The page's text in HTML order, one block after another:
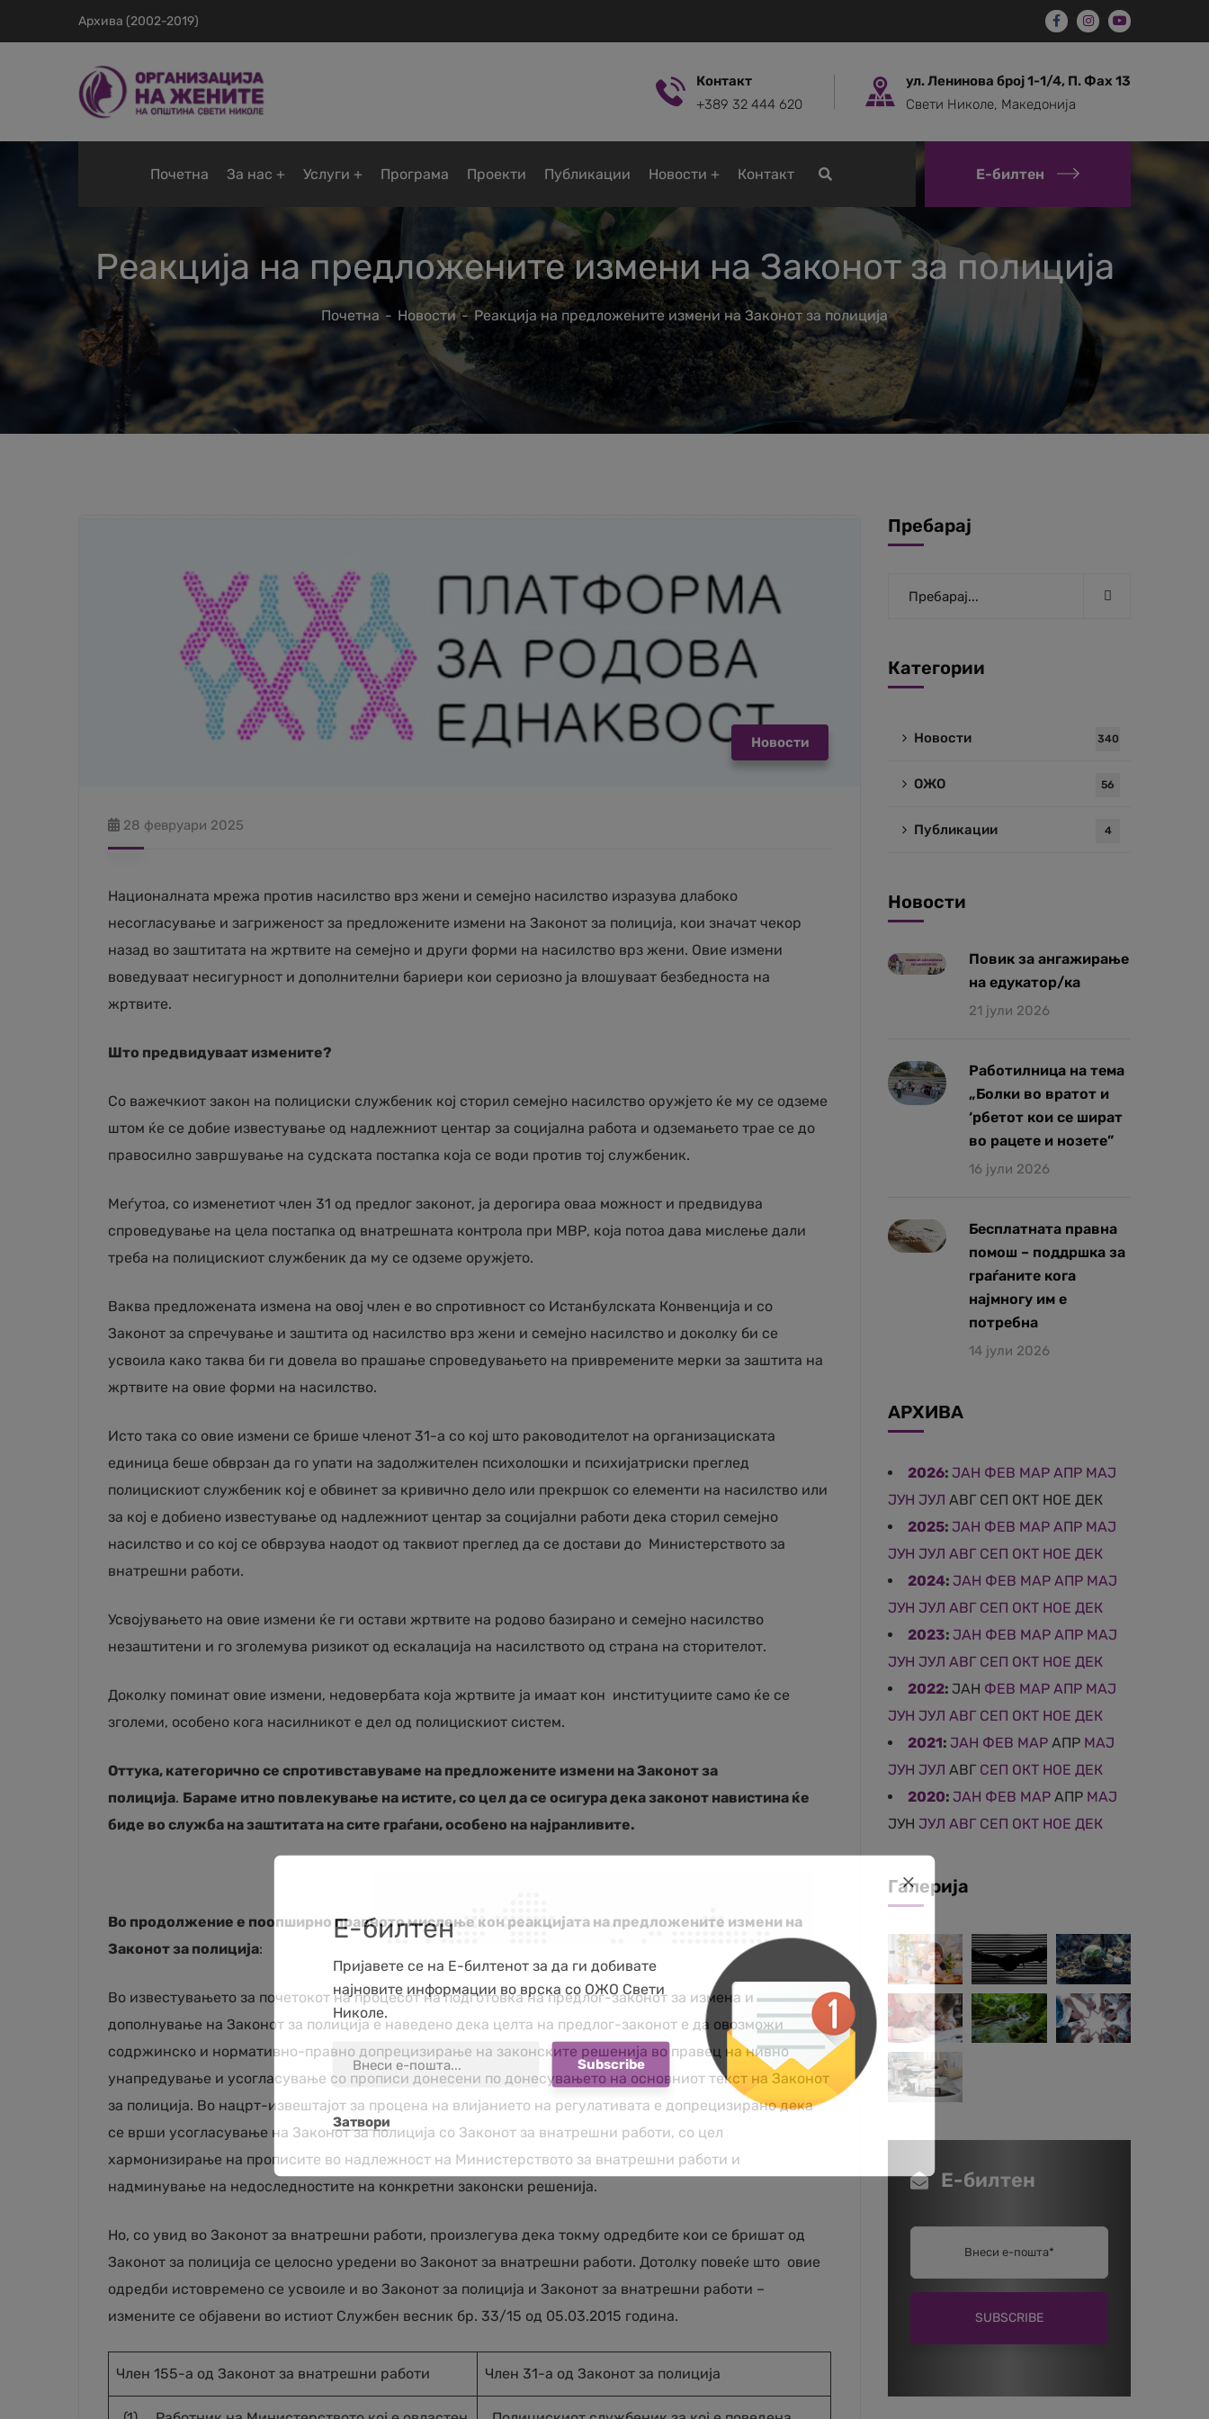
Архива (2002-2019)
Контакт
+389 32 444 620
ул. Ленинова број 1-1/4, П. Фах 13
Свети Николе, Македонија
Почетна За нас Услуги Програмa Проекти Публикации Новости Контакт Е-билтен
Реакција на предложените измени на Законот за полиција
Почетна Новости Реакција на предложените измени на Законот за полиција
Новости
28 февруари 2025
Националната мрежа против насилство врз жени и семејно насилство изразува длабоко
несогласување и загриженост за предложените измени на Законот за полиција, кои значат чекор
назад во заштитата на жртвите на семејно и други форми на насилство врз жени. Овие измени
воведуваат несигурност и дополнителни бариери кои сериозно ја влошуваат безбедноста на
жртвите.
Што предвидуваат измените?
Со важечкиот закон на полициски службеник кој сторил семејно насилство оружјето ќе му се одземе
штом ќе се добие известување од надлежниот центар за социјална работа и одземањето трае се до
правосилно завршување на судската постапка која се води против тој службеник.
Меѓутоа, со изменетиот член 31 од предлог законот, ја дерогира оваа можност и предвидува
спроведување на цела постапка од внатрешната контрола при МВР, која потоа дава мислење дали
треба на полицискиот службеник да му се одземе оружјето.
Ваква предложената измена на овој член е во спротивност со Истанбулската Конвенција и со
Законот за спречување и заштита од насилство врз жени и семејно насилство и доколку би се
усвоила како таква би ги довела во прашање спроведувањето на привремените мерки за заштита на
жртвите на овие форми на насилство.
Исто така со овие измени се брише членот 31-а со кој што раководителот на организациската
единица беше обврзан да го упати на задолжителен психолошки и психијатриски преглед
полицискиот службеник кој е обвинет за кривично дело или прекршок со елементи на насилство или
за кој е добиено известување од надлежниот центар за социјални работи дека сторил семејно
насилство и со кој се обврзува наодот од таквиот преглед да се достави до Министерството за
внатрешни работи.
Усвојувањето на овие измени ќе ги остави жртвите на родово базирано и семејно насилство
незаштитени и го зголемува ризикот од ескалација на насилството од страна на сторителот.
Доколку поминат овие измени, недовербата која жртвите ја имаат кон институциите само ќе се
зголеми, особено кога насилникот е дел од полицискиот систем.
Оттука, категорично се спротивставуваме на предложените измени на Законот за
полиција. Бараме итно повлекување на истите, со цел да се осигура дека законот навистина ќе
биде во служба на заштитата на сите граѓани, особено на најранливите.
Во продолжение е поопширно правното мислење кон реакцијата на предложените измени на
Законот за полиција:
Во известувањето за почетокот на процесот на подготовка на предлог-законот за измена и
дополнување на Законот за полиција е наведено дека целта на предлог-законот е да овозможи
содржинско и нормативно-правно допрецизирање на законските решенија во правец на нивно
унапредување и усогласување со прописи донесени по донесувањето на основниот текст на Законот
за полиција. Во нацрт-извештајот за процена на влијанието на регулативата е допрецизирано дека
се врши усогласување на Законот за полиција со Законот за внатрешни работи, со цел
хармонизирање на прописите во надлежност на Министерството за внатрешни работи и
надминување на недоследностите на конкретни законски решенија.
Но, со увид во Законот за внатрешни работи, произлегува дека токму одредбите кои се бришат од
Законот за полиција се целосно уредени во Законот за внатрешни работи. Дотолку повеќе што овие
одредби истовремено се усвоиле и во Законот за полиција и Законот за внатрешни работи –
измените се објавени во истиот Службен весник бр. 33/15 од 05.03.2015 година.
Член 155-а од Законот за внатрешни работи Член 31-а од Законот за полиција
Пребарај
Категории
Новости 340
ОЖО 56
Публикации 4
Новости
Повик за ангажирање
на едукатор/ка
21 јули 2026
Работилница на тема
„Болки во вратот и
‘рбетот кои се шират
во рацете и нозете”
16 јули 2026
Бесплатната правна
помош – поддршка за
граѓаните кога
најмногу им е
потребна
14 јули 2026
АРХИВА
2026: ЈАН ФЕВ МАР АПР МАЈ
ЈУН ЈУЛ АВГ СЕП ОКТ НОЕ ДЕК
2025: ЈАН ФЕВ МАР АПР МАЈ
ЈУН ЈУЛ АВГ СЕП ОКТ НОЕ ДЕК
2024: ЈАН ФЕВ МАР АПР МАЈ
ЈУН ЈУЛ АВГ СЕП ОКТ НОЕ ДЕК
2023: ЈАН ФЕВ МАР АПР МАЈ
ЈУН ЈУЛ АВГ СЕП ОКТ НОЕ ДЕК
2022: ЈАН ФЕВ МАР АПР МАЈ
ЈУН ЈУЛ АВГ СЕП ОКТ НОЕ ДЕК
2021: ЈАН ФЕВ МАР АПР МАЈ
ЈУН ЈУЛ АВГ СЕП ОКТ НОЕ ДЕК
2020: ЈАН ФЕВ МАР АПР МАЈ
ЈУН ЈУЛ АВГ СЕП ОКТ НОЕ ДЕК
Галерија
Е-билтен
Е-билтен
Пријавете се на Е-билтенот за да ги добивате
најновите информации во врска со ОЖО Свети
Николе.
Затвори